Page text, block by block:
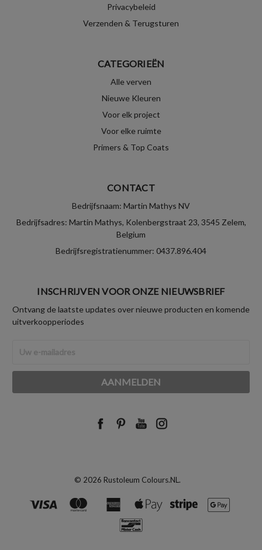
Privacybeleid
Verzenden & Terugsturen
CATEGORIEËN
Alle verven
Nieuwe Kleuren
Voor elk project
Voor elke ruimte
Primers & Top Coats
CONTACT
Bedrijfsnaam: Martin Mathys NV
Bedrijfsadres: Martin Mathys, Kolenbergstraat 23, 3545 Zelem,
Belgium
Bedrijfsregistratienummer: 0437.896.404
INSCHRIJVEN VOOR ONZE NIEUWSBRIEF
Ontvang de laatste updates over nieuwe producten en komende
uitverkoopperiodes
mailadres
© 2026 Rustoleum Colours.NL.